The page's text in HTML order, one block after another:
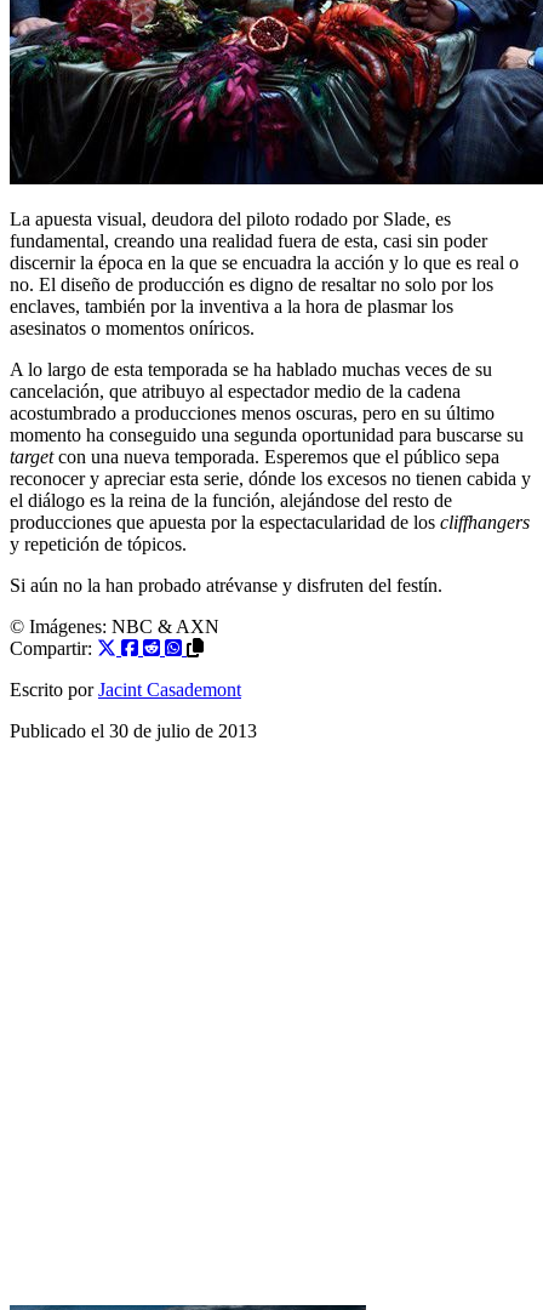
La apuesta visual, deudora del piloto rodado por Slade, es
fundamental, creando una realidad fuera de esta, casi sin poder
discernir la época en la que se encuadra la acción y lo que es real o
no. El diseño de producción es digno de resaltar no solo por los
enclaves, también por la inventiva a la hora de plasmar los
asesinatos o momentos oníricos.
A lo largo de esta temporada se ha hablado muchas veces de su
cancelación, que atribuyo al espectador medio de la cadena
acostumbrado a producciones menos oscuras, pero en su último
momento ha conseguido una segunda oportunidad para buscarse su
targetcon una nueva temporada. Esperemos que el público sepa
reconocer y apreciar esta serie, dónde los excesos no tienen cabida y
el diálogo es la reina de la función, alejándose del resto de
producciones que apuesta por la espectacularidad de los cliffhangers
y repetición de tópicos.
Si aún no la han probado atrévanse y disfruten del festín.
© Imágenes: NBC & AXN
Compartir:
Escrito por Jacint Casademont
Publicado el 30 de julio de 2013